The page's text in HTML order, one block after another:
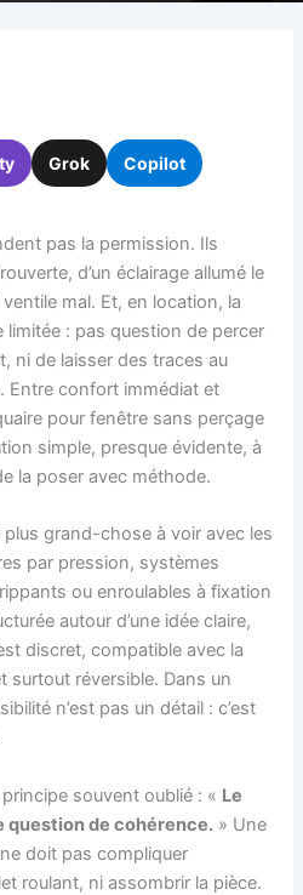
Grok Copilot
pas la permission. Ils
d’un éclairage allumé le
mal. Et, en location, la
: pas question de percer
ni de laisser des traces au
Entre confort immédiat et
pour fenêtre sans perçage
simple, presque évidente, à
la poser avec méthode.
plus grand-chose à voir avec les
par pression, systèmes
ou enroulables à fixation
autour d’une idée claire,
discret, compatible avec la
surtout réversible. Dans un
n’est pas un détail : c’est
souvent oublié : « Le
question de cohérence. » Une
doit pas compliquer
roulant, ni assombrir la pièce.